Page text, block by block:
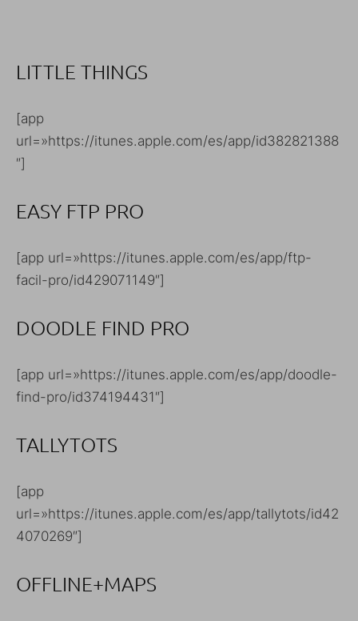
LITTLE THINGS
[app
url=»https://itunes.apple.com/es/app/id382821388
″]
EASY FTP PRO
[app url=»https://itunes.apple.com/es/app/ftp-
facil-pro/id429071149″]
DOODLE FIND PRO
[app url=»https://itunes.apple.com/es/app/doodle-
find-pro/id374194431″]
TALLYTOTS
[app
url=»https://itunes.apple.com/es/app/tallytots/id42
4070269″]
OFFLINE+MAPS